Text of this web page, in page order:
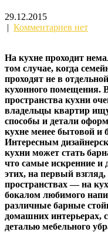
29.12.2015
| Комментариев нет
На кухне проходит
том случае, когда
проходят не в
кухонного помещения.
пространства кухни
владельцы квартир
способы и детали
кухне менее бытовой и
Интересным
кухни может стать
что самые искренние и
этих, на первый взгляд,
пространствах — на
бокалом любимого
различные барные
домашних интерьерах,
деталью мебельного